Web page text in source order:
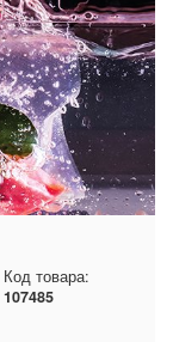
Код товара:
107485